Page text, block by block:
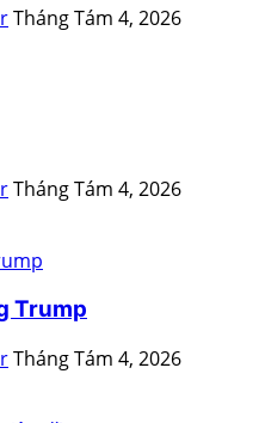
Tháng Tám 4, 2026
Tháng Tám 4, 2026
Trump
Tháng Tám 4, 2026